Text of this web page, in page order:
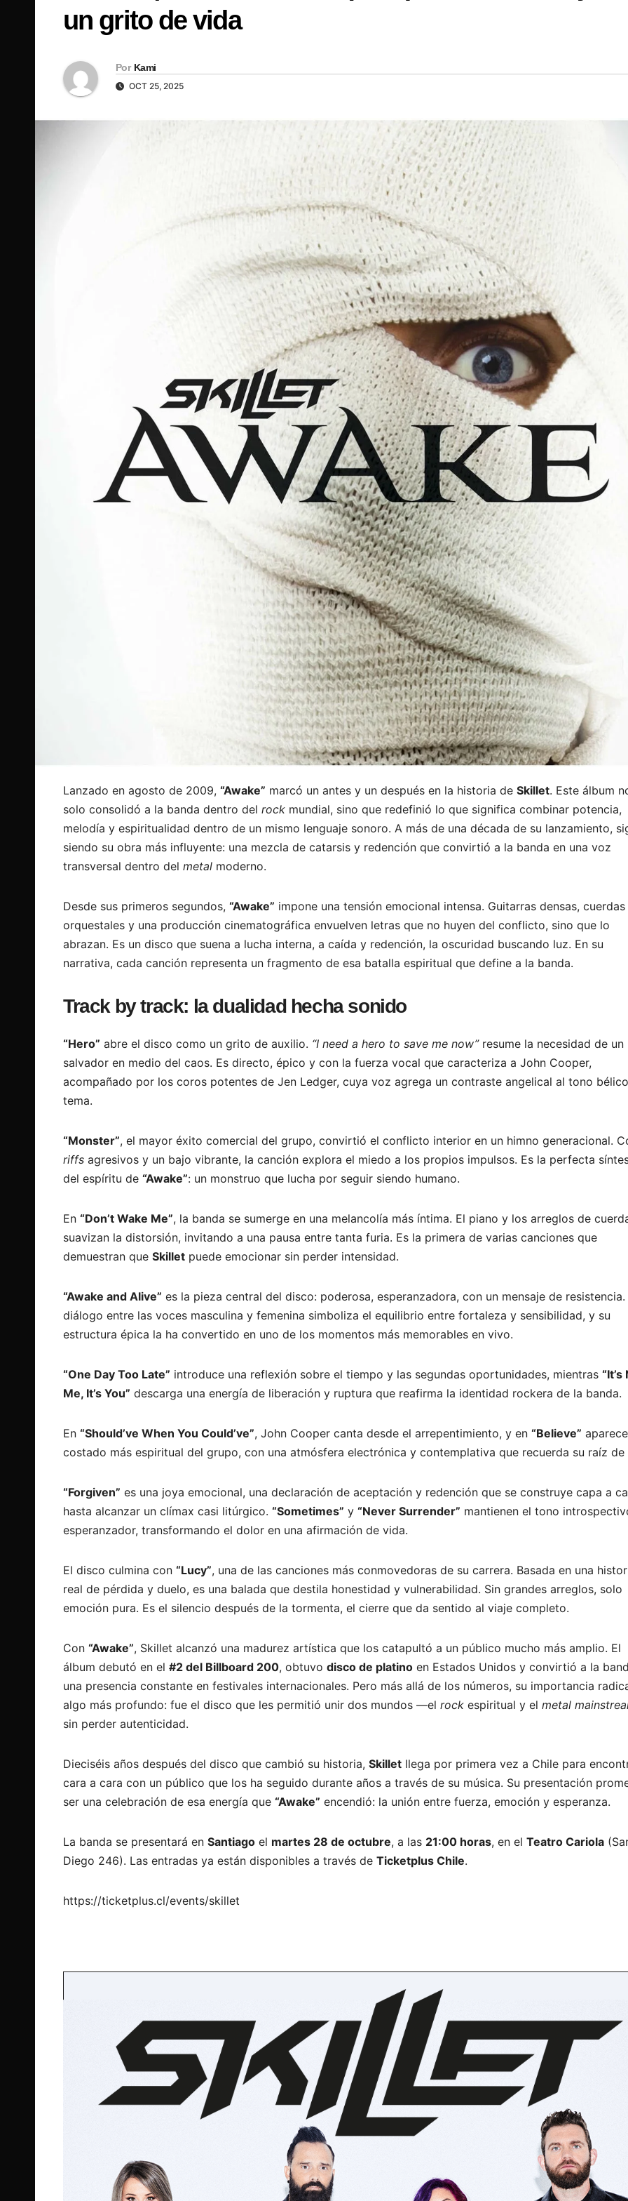
un grito de vida
Por Kami
OCT 25, 2025
Lanzado en agosto de 2009, “Awake” marcó un antes y un después en la historia de Skillet. Este álbum
solo consolidó a la banda dentro del rock mundial, sino que redefinió lo que significa combinar potencia,
melodía y espiritualidad dentro de un mismo lenguaje sonoro. A más de una década de su lanzamiento,
siendo su obra más influyente: una mezcla de catarsis y redención que convirtió a la banda en una voz
transversal dentro del metal moderno.
Desde sus primeros segundos, “Awake” impone una tensión emocional intensa. Guitarras densas, cuerdas
orquestales y una producción cinematográfica envuelven letras que no huyen del conflicto, sino que lo
abrazan. Es un disco que suena a lucha interna, a caída y redención, la oscuridad buscando luz. En su
narrativa, cada canción representa un fragmento de esa batalla espiritual que define a la banda.
Track by track: la dualidad hecha sonido
“Hero” abre el disco como un grito de auxilio. “I need a hero to save me now”resume la necesidad de un
salvador en medio del caos. Es directo, épico y con la fuerza vocal que caracteriza a John Cooper,
acompañado por los coros potentes de Jen Ledger, cuya voz agrega un contraste angelical al tono
tema.
“Monster”, el mayor éxito comercial del grupo, convirtió el conflicto interior en un himno generacional.
riffs agresivos y un bajo vibrante, la canción explora el miedo a los propios impulsos. Es la perfecta
del espíritu de “Awake”: un monstruo que lucha por seguir siendo humano.
En “Don’t Wake Me”, la banda se sumerge en una melancolía más íntima. El piano y los arreglos de
suavizan la distorsión, invitando a una pausa entre tanta furia. Es la primera de varias canciones que
demuestran que Skillet puede emocionar sin perder intensidad.
“Awake and Alive” es la pieza central del disco: poderosa, esperanzadora, con un mensaje de resistencia.
diálogo entre las voces masculina y femenina simboliza el equilibrio entre fortaleza y sensibilidad, y su
estructura épica la ha convertido en uno de los momentos más memorables en vivo.
“One Day Too Late” introduce una reflexión sobre el tiempo y las segundas oportunidades, mientras “It’s
Me, It’s You” descarga una energía de liberación y ruptura que reafirma la identidad rockera de la banda.
En “Should’ve When You Could’ve”, John Cooper canta desde el arrepentimiento, y en “Believe”
costado más espiritual del grupo, con una atmósfera electrónica y contemplativa que recuerda su raíz de
“Forgiven” es una joya emocional, una declaración de aceptación y redención que se construye capa a
hasta alcanzar un clímax casi litúrgico. “Sometimes” y “Never Surrender” mantienen el tono
esperanzador, transformando el dolor en una afirmación de vida.
El disco culmina con “Lucy”, una de las canciones más conmovedoras de su carrera. Basada en una
real de pérdida y duelo, es una balada que destila honestidad y vulnerabilidad. Sin grandes arreglos, solo
emoción pura. Es el silencio después de la tormenta, el cierre que da sentido al viaje completo.
Con “Awake”, Skillet alcanzó una madurez artística que los catapultó a un público mucho más amplio. El
álbum debutó en el #2 del Billboard 200, obtuvo disco de platino en Estados Unidos y convirtió a la
una presencia constante en festivales internacionales. Pero más allá de los números, su importancia
algo más profundo: fue el disco que les permitió unir dos mundos —el rock espiritual y el metal
sin perder autenticidad.
Dieciséis años después del disco que cambió su historia, Skillet llega por primera vez a Chile para
cara a cara con un público que los ha seguido durante años a través de su música. Su presentación
ser una celebración de esa energía que “Awake” encendió: la unión entre fuerza, emoción y esperanza.
La banda se presentará en Santiago el martes 28 de octubre, a las 21:00 horas, en el Teatro Cariola
Diego 246). Las entradas ya están disponibles a través de Ticketplus Chile.
https://ticketplus.cl/events/skillet